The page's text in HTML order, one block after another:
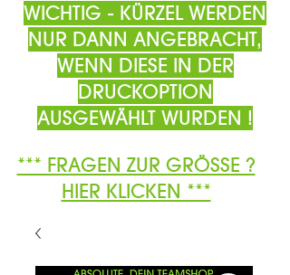
WICHTIG - KÜRZEL WERDEN
NUR DANN ANGEBRACHT,
WENN DIESE IN DER
DRUCKOPTION
AUSGEWÄHLT WURDEN !
*** FRAGEN ZUR GRÖSSE ?
HIER KLICKEN ***